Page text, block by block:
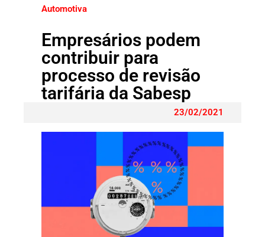
Automotiva
Empresários podem
contribuir para
processo de revisão
tarifária da Sabesp
23/02/2021